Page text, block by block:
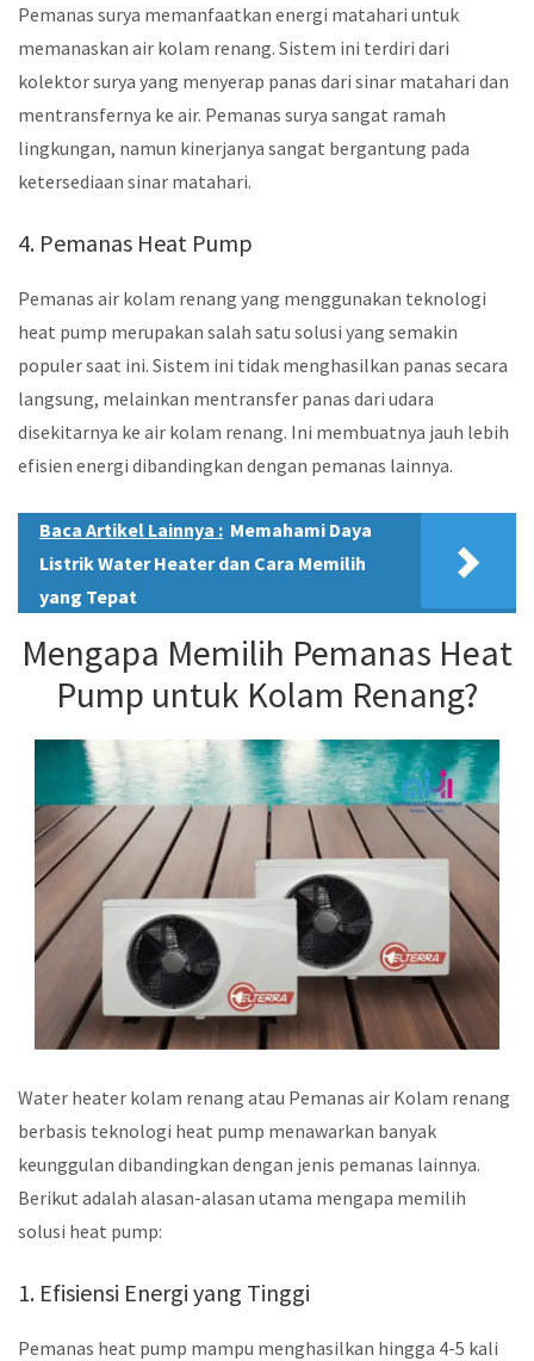
Pemanas surya memanfaatkan energi matahari untuk
memanaskan air kolam renang. Sistem ini terdiri dari
kolektor surya yang menyerap panas dari sinar matahari dan
mentransfernya ke air. Pemanas surya sangat ramah
lingkungan, namun kinerjanya sangat bergantung pada
ketersediaan sinar matahari.
4. Pemanas Heat Pump
Pemanas air kolam renang yang menggunakan teknologi
heat pump merupakan salah satu solusi yang semakin
populer saat ini. Sistem ini tidak menghasilkan panas secara
langsung, melainkan mentransfer panas dari udara
disekitarnya ke air kolam renang. Ini membuatnya jauh lebih
efisien energi dibandingkan dengan pemanas lainnya.
Baca Artikel Lainnya : Memahami Daya
Listrik Water Heater dan Cara Memilih
yang Tepat
Mengapa Memilih Pemanas Heat
Pump untuk Kolam Renang?
Water heater kolam renang atau Pemanas air Kolam renang
berbasis teknologi heat pump menawarkan banyak
keunggulan dibandingkan dengan jenis pemanas lainnya.
Berikut adalah alasan-alasan utama mengapa memilih
solusi heat pump:
1. Efisiensi Energi yang Tinggi
Pemanas heat pump mampu menghasilkan hingga 4-5 kali